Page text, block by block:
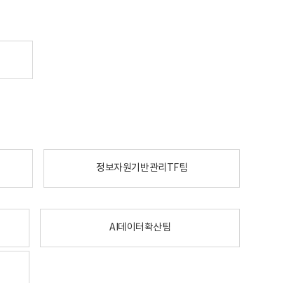
정보자원기반관리TF팀
AI데이터확산팀